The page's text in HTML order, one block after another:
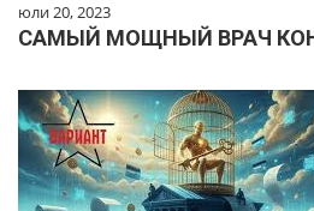
юли 20, 2023
САМЫЙ МОЩНЫЙ ВРАЧ